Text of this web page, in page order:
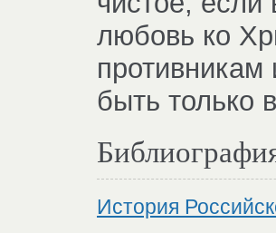
любовь ко
быть только
История